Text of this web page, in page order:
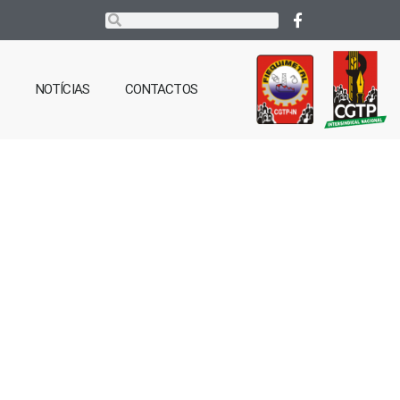
NOTÍCIAS CONTACTOS